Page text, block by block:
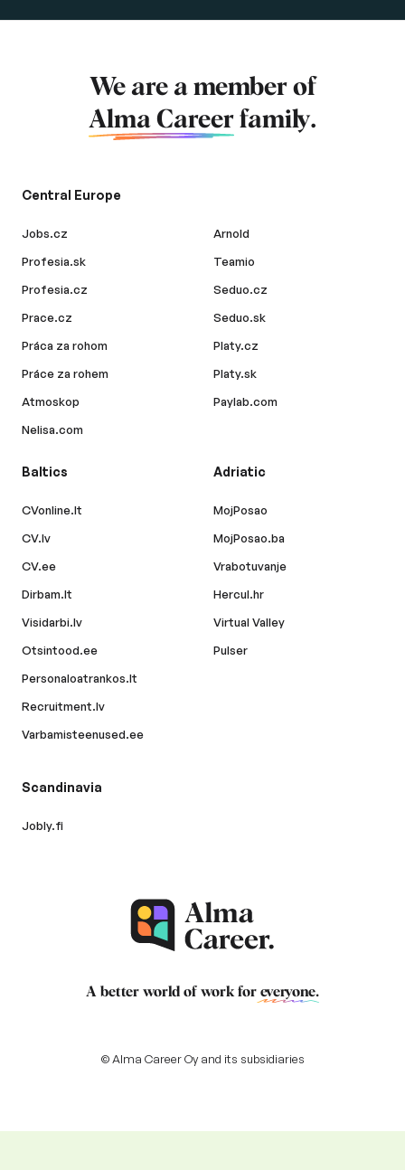
We are a member of
Alma Career family.
Central Europe
Jobs.cz
Profesia.sk
Profesia.cz
Prace.cz
Práca za rohom
Práce za rohem
Atmoskop
Nelisa.com
Arnold
Teamio
Seduo.cz
Seduo.sk
Platy.cz
Platy.sk
Paylab.com
Baltics
CVonline.lt
CV.lv
CV.ee
Dirbam.lt
Visidarbi.lv
Otsintood.ee
Personaloatrankos.lt
Recruitment.lv
Varbamisteenused.ee
Adriatic
MojPosao
MojPosao.ba
Vrabotuvanje
Hercul.hr
Virtual Valley
Pulser
Scandinavia
Jobly.fi
A better world of work for everyone.
© Alma Career Oy and its subsidiaries